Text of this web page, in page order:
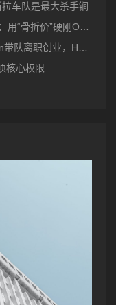
车队是最大杀手锏
刚OpenAI和Anthropic！
CEO，Gemini迎来关键换帅
核心权限